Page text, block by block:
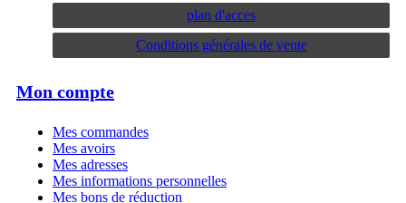
plan d'acces
Conditions générales de vente
Mon compte
Mes commandes
Mes avoirs
Mes adresses
Mes informations personnelles
Mes bons de réduction